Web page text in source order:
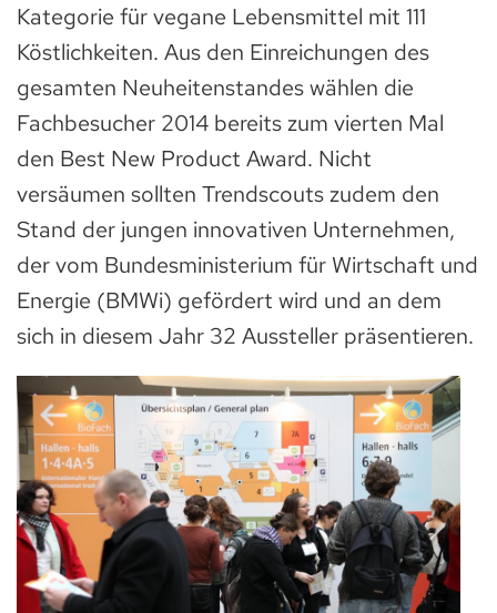
Kategorie für vegane Lebensmittel mit 111
Köstlichkeiten. Aus den Einreichungen des
gesamten Neuheitenstandes wählen die
Fachbesucher 2014 bereits zum vierten Mal
den Best New Product Award. Nicht
versäumen sollten Trendscouts zudem den
Stand der jungen innovativen Unternehmen,
der vom Bundesministerium für Wirtschaft und
Energie (BMWi) gefördert wird und an dem
sich in diesem Jahr 32 Aussteller präsentieren.